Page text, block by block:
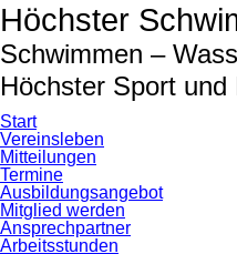
Höchster
Schwimmen –
Höchster Sport
Start
Vereinsleben
Mitteilungen
Termine
Ausbildungsangebot
Mitglied werden
Ansprechpartner
Arbeitsstunden